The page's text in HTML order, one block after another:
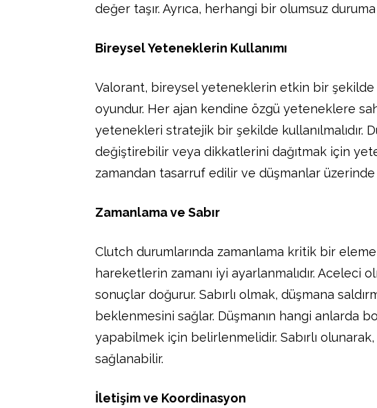
değer taşır. Ayrıca, herhangi bir olumsuz duruma
Bireysel Yeteneklerin Kullanımı
Valorant, bireysel yeteneklerin etkin bir şekilde
oyundur. Her ajan kendine özgü yeteneklere
yetenekleri stratejik bir şekilde kullanılmalıdır.
değiştirebilir veya dikkatlerini dağıtmak için
zamandan tasarruf edilir ve düşmanlar üzerinde
Zamanlama ve Sabır
Clutch durumlarında zamanlama kritik bir
hareketlerin zamanı iyi ayarlanmalıdır. Aceleci
sonuçlar doğurur. Sabırlı olmak, düşmana
beklenmesini sağlar. Düşmanın hangi anlarda
yapabilmek için belirlenmelidir. Sabırlı olunarak,
sağlanabilir.
İletişim ve Koordinasyon